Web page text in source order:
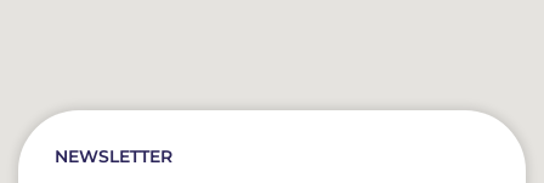
NEWSLETTER